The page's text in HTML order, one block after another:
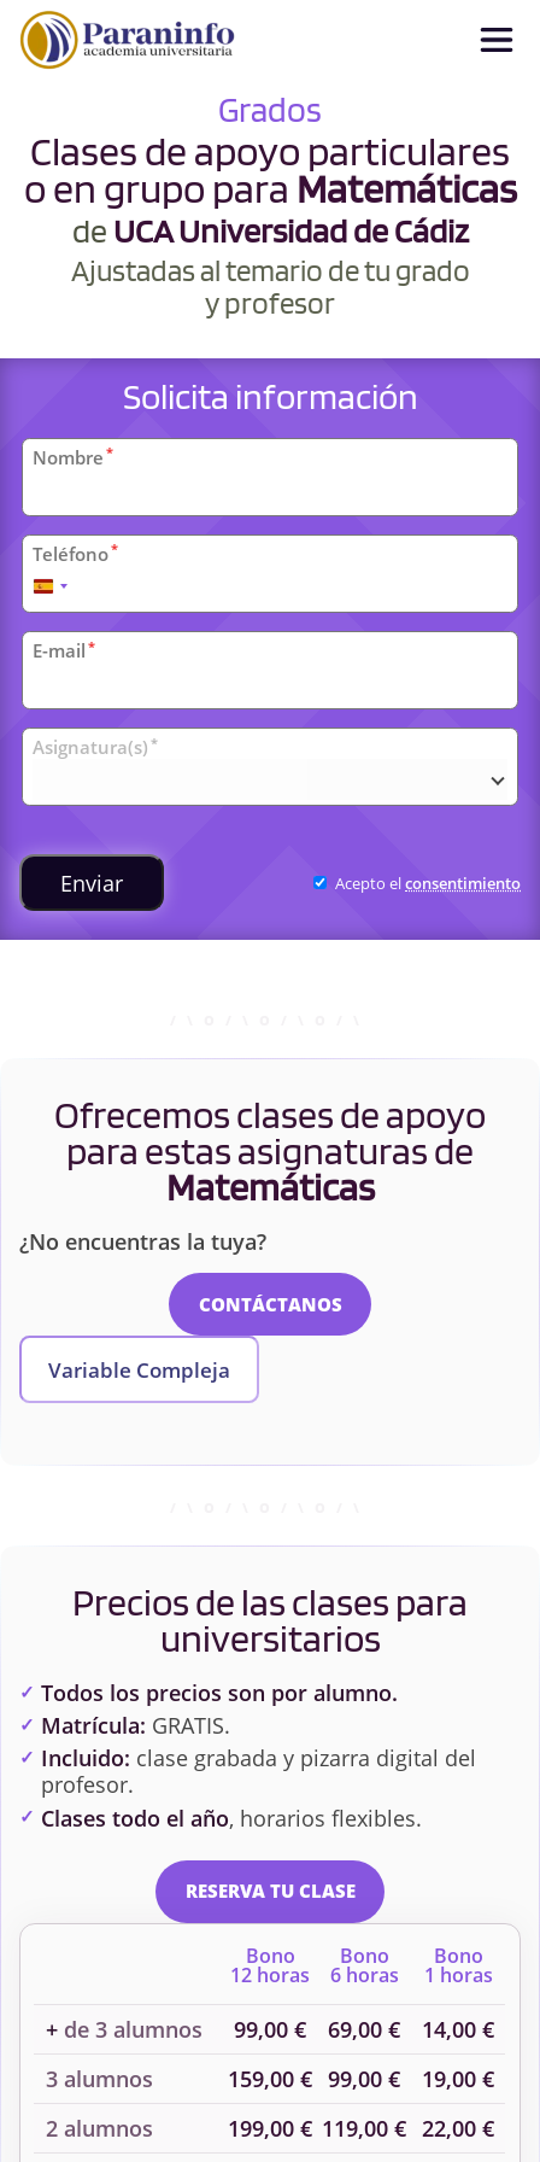
Grados
Clases de apoyo particulares
o en grupo para Matemáticas
de UCA Universidad de Cádiz
Ajustadas al temario de tu grado
y profesor
Solicita información
Datos
personales
Nombre *
Teléfono*
España
+34
E-mail *
Clases
universitarias
Asignatura(s) *
Enviar Acepto elconsentimiento
Ofrecemos clases de apoyo
para estas asignaturas de
Matemáticas
¿No encuentras la tuya?
CONTÁCTANOS
Variable Compleja
Precios de las clases para
universitarios
Todos los precios son por alumno.
Matrícula: GRATIS.
Incluido: clase grabada y pizarra digital del
profesor.
Clases todo el año, horarios flexibles.
RESERVA TU CLASE
Bono
12 horas
Bono
6 horas
Bono
1 horas
+ de 3 alumnos 99,00 € 69,00 €
14,00 €
3 alumnos
159,00 € 99,00 €
19,00 €
2 alumnos
199,00 € 119,00 € 22,00 €